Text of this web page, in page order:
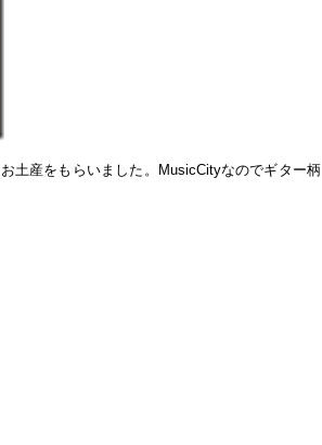
土産をもらいました。MusicCityなのでギター柄